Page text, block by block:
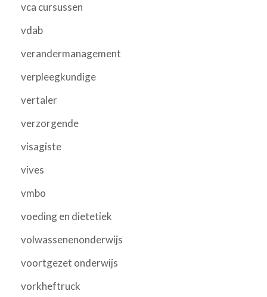
vca cursussen
vdab
verandermanagement
verpleegkundige
vertaler
verzorgende
visagiste
vives
vmbo
voeding en dietetiek
volwassenenonderwijs
voortgezet onderwijs
vorkheftruck